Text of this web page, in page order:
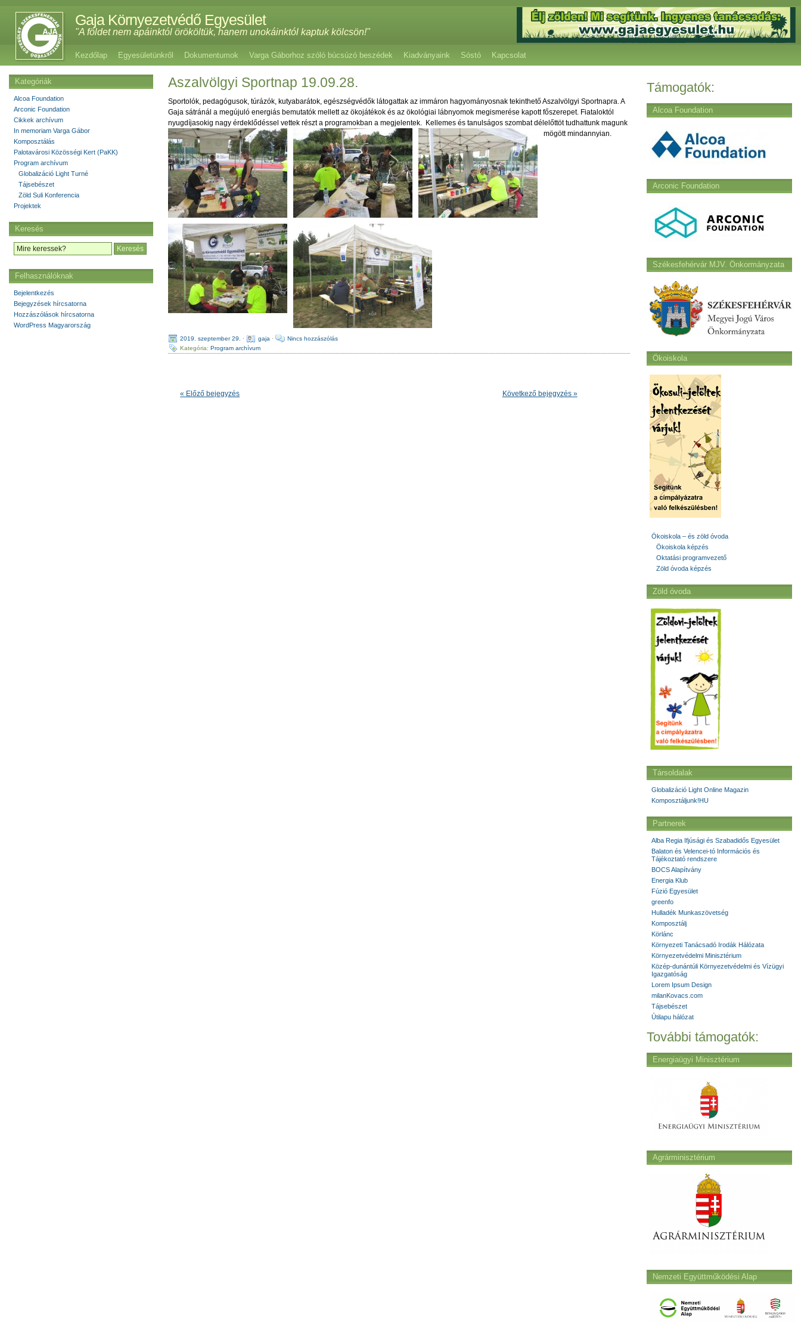
Gaja Környezetvédő Egyesület
"A földet nem apáinktól örököltük, hanem unokáinktól kaptuk kölcsön!"
Kezdőlap Egyesületünkről Dokumentumok Varga Gáborhoz szóló búcsúzó beszédek Kiadványaink Sóstó Kapcsolat
Aszalvölgyi Sportnap 19.09.28.
Sportolók, pedagógusok, túrázók, kutyabarátok, egészségvédők látogattak az immáron hagyományosnak tekinthető Aszalvölgyi Sportnapra. A
Gaja sátránál a megújuló energiás bemutatók mellett az ökojátékok és az ökológiai lábnyomok megismerése kapott főszerepet. Fiataloktól
nyugdíjasokig nagy érdeklődéssel vettek részt a programokban a megjelentek. Kellemes és tanulságos szombat délelőttöt tudhattunk magunk
mögött mindannyian.
2019. szeptember 29. · gaja ·
Nincs hozzászólás
Kategória:Program archívum
« Előző bejegyzés Következő bejegyzés »
Támogatók:
Alcoa Foundation
Arconic Foundation
Székesfehérvár MJV. Önkormányzata
Ökoiskola
Ökoiskola – és zöld óvoda
Ökoiskola képzés
Oktatási programvezető
Zöld óvoda képzés
Zöld óvoda
Társoldalak
Globalizáció Light Online Magazin
Komposztáljunk!HU
Partnerek
Alba Regia Ifjúsági és Szabadidős Egyesület
Balaton és Velencei-tó Információs és
Tájékoztató rendszere
BOCS Alapítvány
Energia Klub
Fúzió Egyesület
greenfo
Hulladék Munkaszövetség
Komposztálj
Körlánc
Környezeti Tanácsadó Irodák Hálózata
Környezetvédelmi Minisztérium
Közép-dunántúli Környezetvédelmi és Vízügyi
Igazgatóság
Lorem Ipsum Design
milanKovacs.com
Tájsebészet
Útilapu hálózat
További támogatók:
Energiaügyi Minisztérium
Agrárminisztérium
Nemzeti Együttműködési Alap
Kategóriák
Alcoa Foundation
Arconic Foundation
Cikkek archívum
In memoriam Varga Gábor
Komposztálás
Palotavárosi Közösségi Kert (PaKK)
Program archívum
Globalizáció Light Turné
Tájsebészet
Zöld Suli Konferencia
Projektek
Keresés
Felhasználóknak
Bejelentkezés
Bejegyzések hírcsatorna
Hozzászólások hírcsatorna
WordPress Magyarország